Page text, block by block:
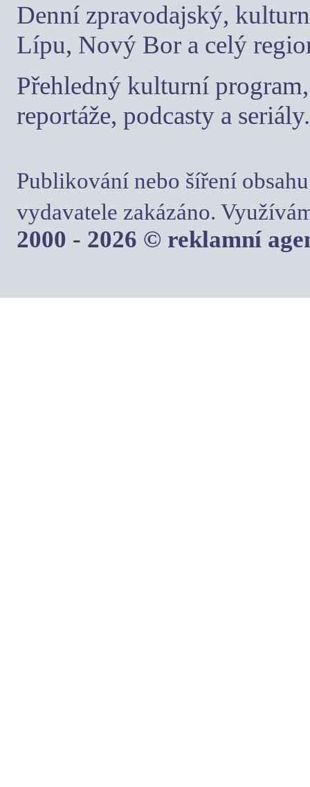
Denní zpravodajský,
Lípu, Nový Bor a celý
Přehledný kulturní
reportáže, podcasty a seriály.
Publikování nebo šíření
vydavatele zakázáno.
2000 - 2026 © reklamní